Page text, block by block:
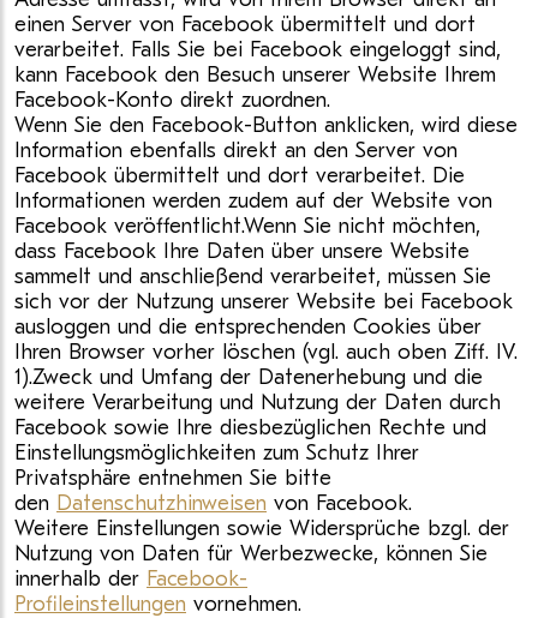
einen Server von Facebook übermittelt und dort
verarbeitet. Falls Sie bei Facebook eingeloggt sind,
kann Facebook den Besuch unserer Website Ihrem
Facebook-Konto direkt zuordnen.
Wenn Sie den Facebook-Button anklicken, wird diese
Information ebenfalls direkt an den Server von
Facebook übermittelt und dort verarbeitet. Die
Informationen werden zudem auf der Website von
Facebook veröffentlicht.Wenn Sie nicht möchten,
dass Facebook Ihre Daten über unsere Website
sammelt und anschließend verarbeitet, müssen Sie
sich vor der Nutzung unserer Website bei Facebook
ausloggen und die entsprechenden Cookies über
Ihren Browser vorher löschen (vgl. auch oben Ziff. IV.
1).Zweck und Umfang der Datenerhebung und die
weitere Verarbeitung und Nutzung der Daten durch
Facebook sowie Ihre diesbezüglichen Rechte und
Einstellungsmöglichkeiten zum Schutz Ihrer
Privatsphäre entnehmen Sie bitte
den Datenschutzhinweisen von Facebook.
Weitere Einstellungen sowie Widersprüche bzgl. der
Nutzung von Daten für Werbezwecke, können Sie
innerhalb der Facebook-
Profileinstellungen vornehmen.